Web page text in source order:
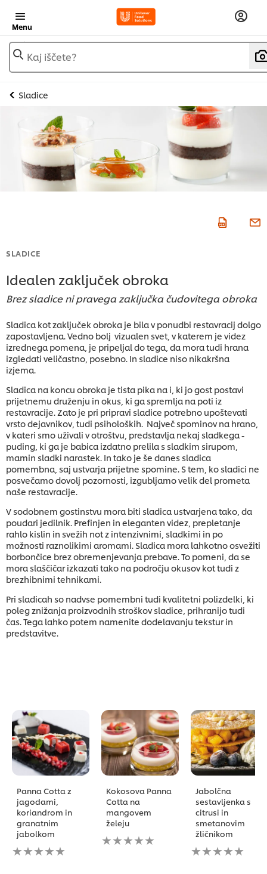
Menu
Kaj iščete?
Sladice
SLADICE
Idealen zaključek obroka
Brez sladice ni pravega zaključka čudovitega obroka
Sladica kot zaključek obroka je bila v ponudbi restavracij dolgo
zapostavljena. Vedno bolj vizualen svet, v katerem je videz
izrednega pomena, je pripeljal do tega, da mora tudi hrana
izgledati veličastno, posebno. In sladice niso nikakršna
izjema.
Sladica na koncu obroka je tista pika na i, ki jo gost postavi
prijetnemu druženju in okus, ki ga spremlja na poti iz
restavracije. Zato je pri pripravi sladice potrebno upoštevati
vrsto dejavnikov, tudi psiholoških. Največ spominov na hrano,
v kateri smo uživali v otroštvu, predstavlja nekaj sladkega -
puding, ki ga je babica izdatno prelila s sladkim sirupom,
mamin sladki narastek. In tako je še danes sladica
pomembna, saj ustvarja prijetne spomine. S tem, ko sladici ne
posvečamo dovolj pozornosti, izgubljamo velik del prometa
naše restavracije.
V sodobnem gostinstvu mora biti sladica ustvarjena tako, da
poudari jedilnik. Prefinjen in eleganten videz, prepletanje
rahlo kislin in svežih not z intenzivnimi, sladkimi in po
možnosti raznolikimi aromami. Sladica mora lahkotno osvežiti
borbončice brez obremenjevanja prebave. To pomeni, da se
mora slaščičar izkazati tako na področju okusov kot tudi z
brezhibnimi tehnikami.
Pri sladicah so nadvse pomembni tudi kvalitetni polizdelki, ki
poleg znižanja proizvodnih stroškov sladice, prihranijo tudi
čas. Tega lahko potem namenite dodelavanju tekstur in
predstavitve.
Panna Cotta z
jagodami,
koriandrom in
granatnim
jabolkom
Za
to
Kokosova Panna
Cotta na
mangovem
želeju
Za
to
Jabolčna
sestavljenka s
citrusi in
smetanovim
žličnikom
Za
to